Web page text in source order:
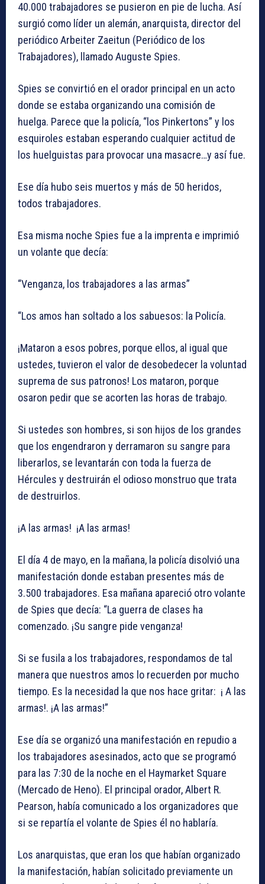
40.000 trabajadores se pusieron en pie de lucha. Así
surgió como líder un alemán, anarquista, director del
periódico Arbeiter Zaeitun (Periódico de los
Trabajadores), llamado Auguste Spies.
Spies se convirtió en el orador principal en un acto
donde se estaba organizando una comisión de
huelga. Parece que la policía, “los Pinkertons” y los
esquiroles estaban esperando cualquier actitud de
los huelguistas para provocar una masacre…y así fue.
Ese día hubo seis muertos y más de 50 heridos,
todos trabajadores.
Esa misma noche Spies fue a la imprenta e imprimió
un volante que decía:
“Venganza, los trabajadores a las armas”
“Los amos han soltado a los sabuesos: la Policía.
¡Mataron a esos pobres, porque ellos, al igual que
ustedes, tuvieron el valor de desobedecer la voluntad
suprema de sus patronos! Los mataron, porque
osaron pedir que se acorten las horas de trabajo.
Si ustedes son hombres, si son hijos de los grandes
que los engendraron y derramaron su sangre para
liberarlos, se levantarán con toda la fuerza de
Hércules y destruirán el odioso monstruo que trata
de destruirlos.
¡A las armas! ¡A las armas!
El día 4 de mayo, en la mañana, la policía disolvió una
manifestación donde estaban presentes más de
3.500 trabajadores. Esa mañana apareció otro volante
de Spies que decía: “La guerra de clases ha
comenzado. ¡Su sangre pide venganza!
Si se fusila a los trabajadores, respondamos de tal
manera que nuestros amos lo recuerden por mucho
tiempo. Es la necesidad la que nos hace gritar: ¡ A las
armas!. ¡A las armas!”
Ese día se organizó una manifestación en repudio a
los trabajadores asesinados, acto que se programó
para las 7:30 de la noche en el Haymarket Square
(Mercado de Heno). El principal orador, Albert R.
Pearson, había comunicado a los organizadores que
si se repartía el volante de Spies él no hablaría.
Los anarquistas, que eran los que habían organizado
la manifestación, habían solicitado previamente un